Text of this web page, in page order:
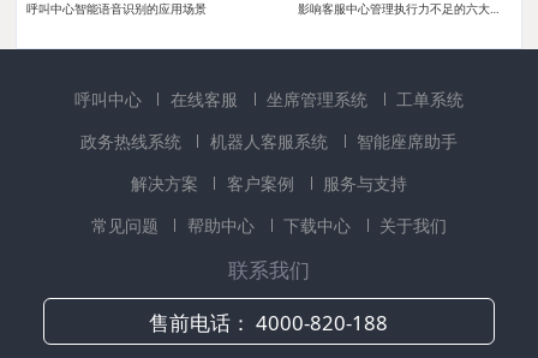
呼叫中心智能语音识别的应用场景
影响客服中心管理执行力不足的六大因素
呼叫中心 在线客服 坐席管理系统
工单系统
政务热线系统
机器人客服系统
智能座席助手
解决方案
客户案例
服务与支持
常见问题
帮助中心 下载中心 关于我们
联系我们
售前电话：4000-820-188